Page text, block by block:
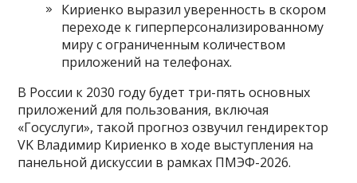
Кириенко выразил уверенность в скором
переходе к гиперперсонализированному
миру с ограниченным количеством
приложений на телефонах.
В России к 2030 году будет три-пять основных
приложений для пользования, включая
«Госуслуги», такой прогноз озвучил гендиректор
VK Владимир Кириенко в ходе выступления на
панельной дискуссии в рамках ПМЭФ-2026.